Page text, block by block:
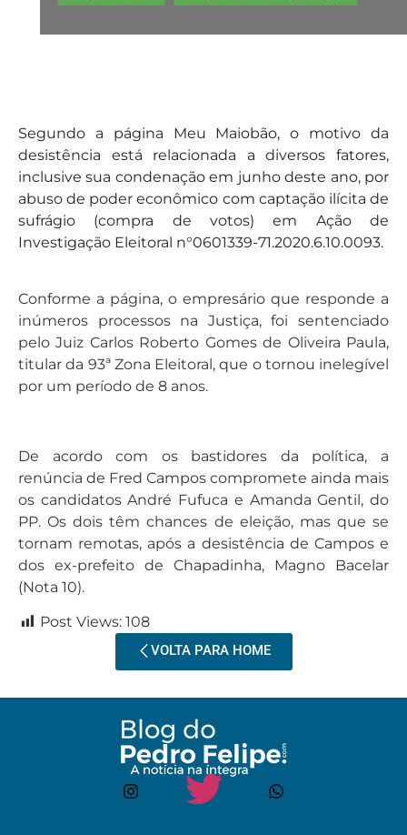
Segundo a página Meu Maiobão, o motivo da
desistência está relacionada a diversos fatores,
inclusive sua condenação em junho deste ano, por
abuso de poder econômico com captação ilícita de
sufrágio (compra de votos) em Ação de
Investigação Eleitoral n°0601339-71.2020.6.10.0093.
Conforme a página, o empresário que responde a
inúmeros processos na Justiça, foi sentenciado
pelo Juiz Carlos Roberto Gomes de Oliveira Paula,
titular da 93ª Zona Eleitoral, que o tornou inelegível
por um período de 8 anos.
De acordo com os bastidores da política, a
renúncia de Fred Campos compromete ainda mais
os candidatos André Fufuca e Amanda Gentil, do
PP. Os dois têm chances de eleição, mas que se
tornam remotas, após a desistência de Campos e
dos ex-prefeito de Chapadinha, Magno Bacelar
(Nota 10).
Post Views: 108
VOLTA PARA HOME